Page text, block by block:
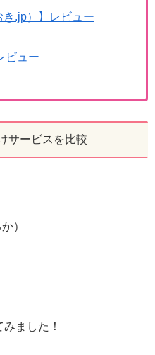
き.jp）】レビュー
ビュー
サービスを比較
）
ました！